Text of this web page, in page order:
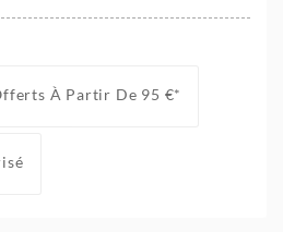
À Partir De 95 €*